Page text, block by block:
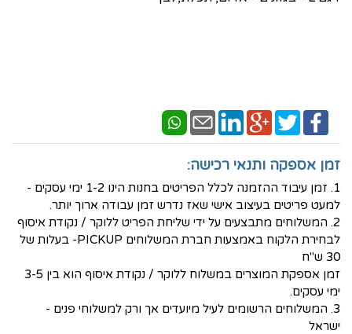
זמן אספקה ותנאי רכישה:
1. זמן עיבוד ההזמנה לכלל הפריטים בחנות הינו 1-2 ימי עסקים -
למעט פריטים בעיצוב אישי שאז נדרש זמן עבודה ארוך יותר.
2. המשלוחים מתבצעים על ידי שליחת הפריט ללוקר / נקודת איסוף
לבחירת הלקוח באמצעות חברת המשלוחים PICKUP- בעלות של
30 ש"ח
זמן אספקת המוצרים במשלוח ללוקר / נקודת איסוף הוא בין 3-5
ימי עסקים.
3. המשלוחים הרשומים לעיל מיועדים אך ורק למשלוחי פנים -
ישראל